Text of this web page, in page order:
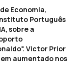
Economia,
Português
sobre a
Victor Prior
aumentado nos